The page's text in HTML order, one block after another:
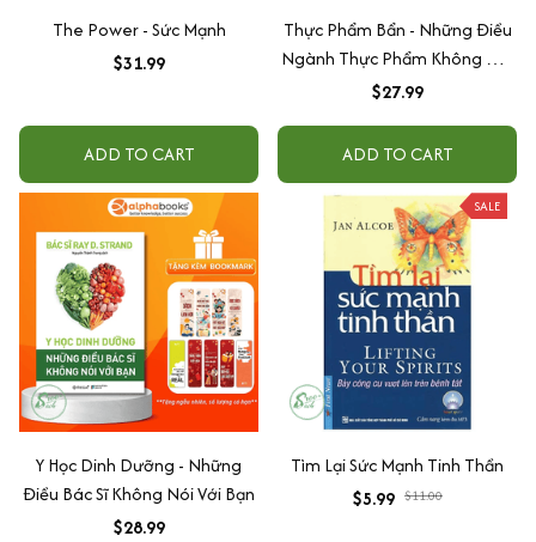
The Power - Sức Mạnh
$31.99
ADD TO CART
Thực Phẩm Bẩn - Những Điều
Ngành Thực Phẩm Không Nói
Với Bạn
$27.99
ADD TO CART
Y Học Dinh Dưỡng - Những
Điều Bác Sĩ Không Nói Với Bạn
$28.99
SALE
Tìm Lại Sức Mạnh Tinh Thần
$5.99 $11.00